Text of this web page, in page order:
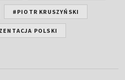
#PIOTR KRUSZYŃSKI
POLSKI